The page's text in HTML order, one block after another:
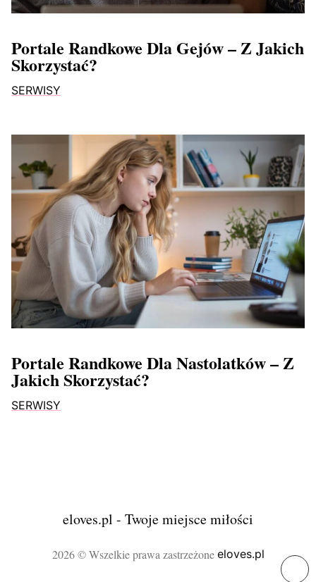
Portale Randkowe Dla Gejów – Z Jakich
Skorzystać?
SERWISY
Portale Randkowe Dla Nastolatków – Z
Jakich Skorzystać?
SERWISY
eloves.pl - Twoje miejsce miłości
2026 © Wszelkie prawa zastrzeżone eloves.pl